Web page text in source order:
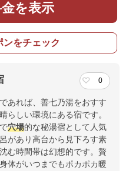
を表示
ンをチェック
0
あれば、善七乃湯をおすす
らしい環境にある宿です。
穴場的な秘湯宿として人気
があり高台から見下ろす素
む時間帯は幻想的です。贅
体がいつまでもポカポカ暖